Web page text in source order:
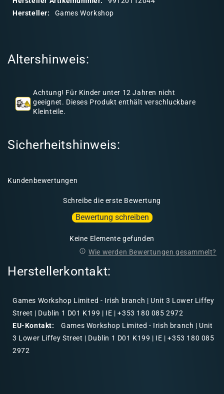
n
Hersteller:
Games Workshop
Altershinweis:
Achtung! Für Kinder unter 12 Jahren nicht
geeignet. Dieses Produkt enthält verschluckbare
Kleinteile.
Sicherheitshinweis:
Kundenbewertungen
Schreibe die erste Bewertung
Bewertung schreiben
Keine Elemente gefunden
Wie werden Bewertungen gesammelt?
Herstellerkontakt:
Games Workshop Limited - Irish branch | Unit 3 Lower Liffey
Street | Dublin 1 D01 K199 | IE | +353 180 085 2972
EU-Kontakt:
Games Workshop Limited - Irish branch | Unit
3 Lower Liffey Street | Dublin 1 D01 K199 | IE | +353 180 085
2972